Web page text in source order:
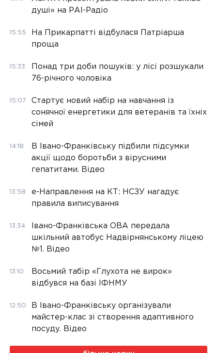
душі» на РАІ-Радіо
15:55
На Прикарпатті відбулася Патріарша
проща
15:33
Понад три доби пошуків: у лісі розшукали
76-річного чоловіка
15:07
Стартує новий набір на навчання із
сонячної енергетики для ветеранів та їхніх
сімей
14:18
В Івано-Франківську підбили підсумки
акції щодо боротьби з вірусними
гепатитами. Відео
13:58
е-Направлення на КТ: НСЗУ нагадує
правила виписування
13:34
Івано-Франківська ОВА передала
шкільний автобус Надвірнянському ліцею
№1. Відео
13:10
Восьмий табір «Глухота не вирок»
відбувся на базі ІФНМУ
12:50
В Івано-Франківську організували
майстер-клас зі створення адаптивного
посуду. Відео